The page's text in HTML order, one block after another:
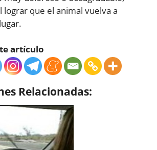
lograr que el animal vuelva a
artículo
Relacionadas: